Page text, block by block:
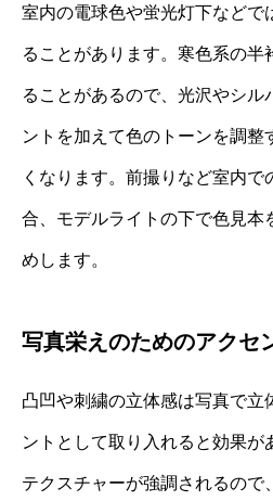
室内の電球色や蛍光灯下などで
ることがあります。寒色系の半
ることがあるので、光沢やシル
ントを加えて色のトーンを調整
くなります。前撮りなど室内
合、モデルライトの下で色見本
めします。
写真栄えのためのアクセ
凸凹や刺繍の立体感は写真で立
ントとして取り入れると効果が
テクスチャーが強調されるので